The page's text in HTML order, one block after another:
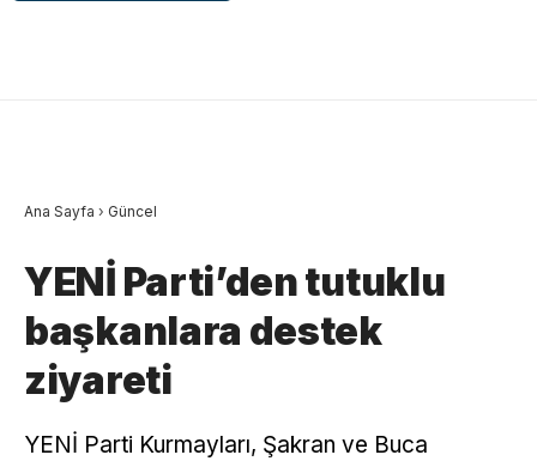
Ana Sayfa › Güncel
YENİ Parti’den tutuklu
başkanlara destek
ziyareti
YENİ Parti Kurmayları, Şakran ve Buca